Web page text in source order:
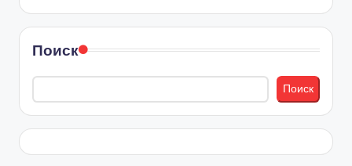
Поиск
Поиск